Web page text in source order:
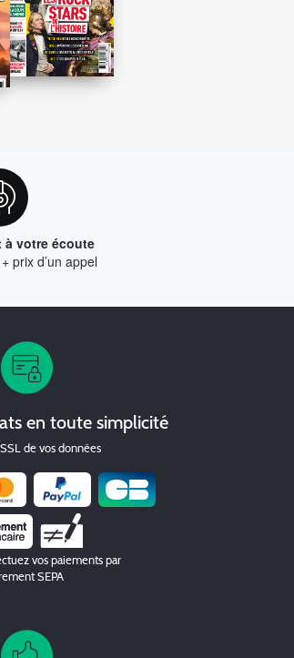
à votre écoute
prix d’un appel
en toute simplicité
de vos données
Chèque
vos paiements par
SEPA